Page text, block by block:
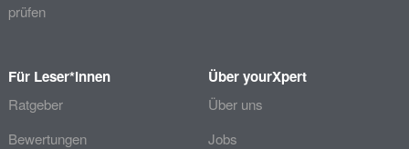
prüfen
Für Leser*innen
Ratgeber
Bewertungen
Über yourXpert
Über uns
Jobs